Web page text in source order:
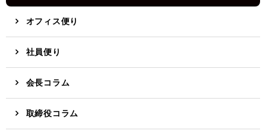
オフィス便り
社員便り
会長コラム
取締役コラム